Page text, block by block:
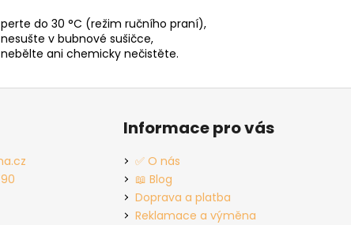
perte do 30 °C (režim ručního praní),
nesušte v bubnové sušičce,
nebělte ani chemicky nečistěte.
Informace pro vás
✅ O nás
📖 Blog
Doprava a platba
Reklamace a výměna